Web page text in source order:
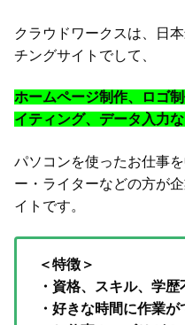
クラウドワークスは、日
チングサイトでして、
ホームページ制作、ロゴ
イティング、データ入力
パソコンを使ったお仕事
ー・ライターなどの方が
イトです。
＜特徴＞
・資格、スキル、学歴
・好きな時間に作業が